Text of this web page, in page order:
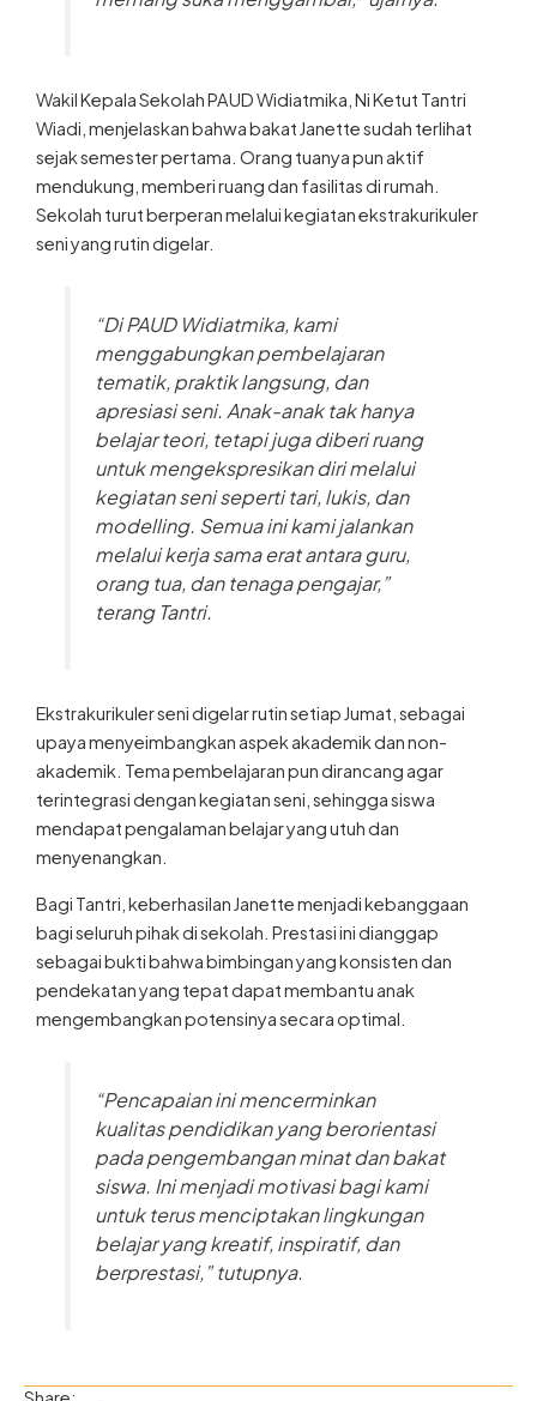
Wakil Kepala Sekolah PAUD Widiatmika, Ni Ketut Tantri
Wiadi, menjelaskan bahwa bakat Janette sudah terlihat
sejak semester pertama. Orang tuanya pun aktif
mendukung, memberi ruang dan fasilitas di rumah.
Sekolah turut berperan melalui kegiatan ekstrakurikuler
seni yang rutin digelar.
“Di PAUD Widiatmika, kami
menggabungkan pembelajaran
tematik, praktik langsung, dan
apresiasi seni. Anak-anak tak hanya
belajar teori, tetapi juga diberi ruang
untuk mengekspresikan diri melalui
kegiatan seni seperti tari, lukis, dan
modelling. Semua ini kami jalankan
melalui kerja sama erat antara guru,
orang tua, dan tenaga pengajar,”
terang Tantri.
Ekstrakurikuler seni digelar rutin setiap Jumat, sebagai
upaya menyeimbangkan aspek akademik dan non-
akademik. Tema pembelajaran pun dirancang agar
terintegrasi dengan kegiatan seni, sehingga siswa
mendapat pengalaman belajar yang utuh dan
menyenangkan.
Bagi Tantri, keberhasilan Janette menjadi kebanggaan
bagi seluruh pihak di sekolah. Prestasi ini dianggap
sebagai bukti bahwa bimbingan yang konsisten dan
pendekatan yang tepat dapat membantu anak
mengembangkan potensinya secara optimal.
“Pencapaian ini mencerminkan
kualitas pendidikan yang berorientasi
pada pengembangan minat dan bakat
siswa. Ini menjadi motivasi bagi kami
untuk terus menciptakan lingkungan
belajar yang kreatif, inspiratif, dan
berprestasi,” tutupnya.